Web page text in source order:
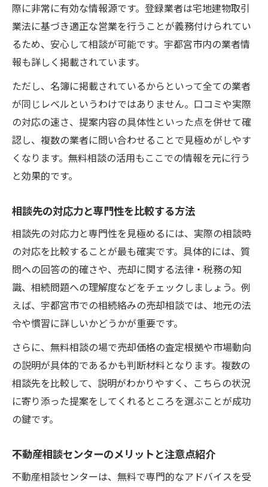
際に非常に有効な情報源です。登録業者は宅地建物取引
業法に基づき適正な営業を行うことが義務付けられてい
るため、安心して相談が可能です。宇都宮市内の業者情
報も詳しく掲載されています。
ただし、名簿に掲載されているからといって全ての業者
が同じレベルというわけではありません。口コミや実際
の対応の速さ、提案内容の具体性といった点を併せて確
認し、複数の業者に問い合わせることで見極めがしやす
くなります。無料相談の活用もここでの情報を元に行う
と効果的です。
相談先の対応力と専門性を比較する方法
相談先の対応力と専門性を見極めるには、実際の相談時
の対応を比較することが最も確実です。具体的には、質
問への回答の的確さや、売却に関する法律・税務の知
識、相続問題への理解度などをチェックしましょう。例
えば、宇都宮市での相続絡みの売却相談では、地元の法
令や慣習に詳しいかどうかが重要です。
さらに、無料相談の場で売却価格の査定根拠や市場動向
の説明が具体的であるかも判断材料となります。複数の
相談先を比較して、説明がわかりやすく、こちらの状況
に寄り添った提案をしてくれるところを選ぶことが成功
の鍵です。
不動産相談センターのメリットと注意点紹介
不動産相談センターは、無料で専門的なアドバイスを受